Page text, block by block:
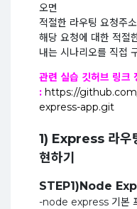
오면
적절한 라우팅 요청주
해당 요청에 대한 적절
내는 시나리오를 직접
관련 실습 깃허브 링크
: https://
express-app.git
1) Express 라우
현하기
STEP1)Node
-node express 기본